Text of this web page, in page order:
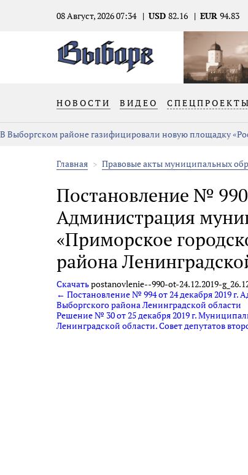
08 Август, 2026 07:34 USD 82.16 EUR 94.83
НОВОСТИ ВИДЕО СПЕЦПРОЕКТЫ
В Выборгском районе газифицировали новую площадку
Главная Правовые акты муниципальных
Постановление № 990
Администрация
«Приморское
района
Скачатьpostanovlenie--990-ot-24.12.2019-
← Постановление № 994 от 24 декабря 2019
Выборгского района Ленинградской области
Решение № 30 от 25 декабря 2019 г.
Ленинградской области. Совет депутатов